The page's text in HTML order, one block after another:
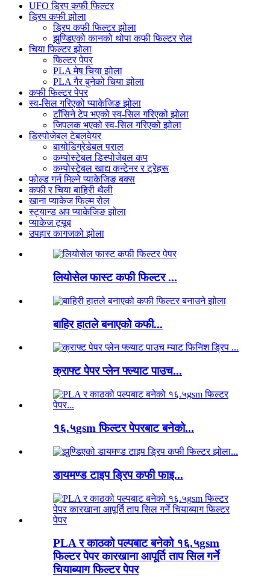
UFO ड्रिप कफी फिल्टर
ड्रिप कफी झोला
ड्रिप कफी फिल्टर झोला
झुण्डिएको कानको थोपा कफी फिल्टर रोल
चिया फिल्टर झोला
फिल्टर पेपर
PLA मेष चिया झोला
PLA गैर बुनेको चिया झोला
कफी फिल्टर पेपर
स्व-सिल गरिएको प्याकेजिङ झोला
टाँसिने टेप भएको स्व-सिल गरिएको झोला
जिपलक भएको स्व-सिल गरिएको झोला
डिस्पोजेबल टेबलवेयर
बायोडिग्रेडेबल पराल
कम्पोस्टेबल डिस्पोजेबल कप
कम्पोस्टेबल खाद्य कन्टेनर र ट्रेहरू
फोल्ड गर्न मिल्ने प्याकेजिङ बक्स
कफी र चिया बाहिरी थैली
खाना प्याकेज फिल्म रोल
स्ट्यान्ड अप प्याकेजिङ झोला
प्याकेज ट्यूब
उपहार कागजको झोला
लियोसेल फास्ट कफी फिल्टर ...
बाहिर हातले बनाएको कफी...
क्राफ्ट पेपर प्लेन फ्ल्याट पाउच...
१६.५gsm फिल्टर पेपरबाट बनेको...
डायमण्ड टाइप ड्रिप कफी फाइ...
PLA र काठको पल्पबाट बनेको १६.५gsm
फिल्टर पेपर कारखाना आपूर्ति ताप सिल गर्ने
चियाब्याग फिल्टर पेपर